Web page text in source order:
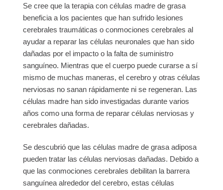
Se cree que la terapia con células madre de grasa
beneficia a los pacientes que han sufrido lesiones
cerebrales traumáticas o conmociones cerebrales al
ayudar a reparar las células neuronales que han sido
dañadas por el impacto o la falta de suministro
sanguíneo. Mientras que el cuerpo puede curarse a sí
mismo de muchas maneras, el cerebro y otras células
nerviosas no sanan rápidamente ni se regeneran. Las
células madre han sido investigadas durante varios
años como una forma de reparar células nerviosas y
cerebrales dañadas.
Se descubrió que las células madre de grasa adiposa
pueden tratar las células nerviosas dañadas. Debido a
que las conmociones cerebrales debilitan la barrera
sanguínea alrededor del cerebro, estas células